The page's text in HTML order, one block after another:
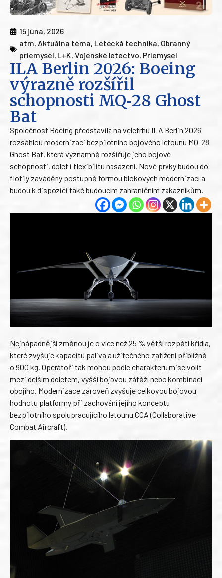
15 júna, 2026
atm, Aktuálna téma, Letecká technika, Obranný
priemysel, L+K, Vojenské letectvo, Priemysel
ILA Berlin 2026: Boeing
výrazně rozšířil
schopnosti MQ‑28 Ghost
Bat
Společnost Boeing představila na veletrhu ILA Berlin 2026
rozsáhlou modernizaci bezpilotního bojového letounu MQ-28
Ghost Bat, která významně rozšiřuje jeho bojové
schopnosti, dolet i flexibilitu nasazení. Nové prvky budou do
flotily zaváděny postupně formou blokových modernizací a
budou k dispozici také budoucím zahraničním zákazníkům.
Nejnápadnější změnou je o více než 25 % větší rozpětí křídla,
které zvyšuje kapacitu paliva a užitečného zatížení přibližně
o 900 kg. Operátoři tak mohou podle charakteru mise volit
mezi delším doletem, vyšší bojovou zátěží nebo kombinací
obojího. Modernizace zároveň zvyšuje celkovou bojovou
hodnotu platformy při zachování jejího konceptu
bezpilotního spolupracujícího letounu CCA (Collaborative
Combat Aircraft).